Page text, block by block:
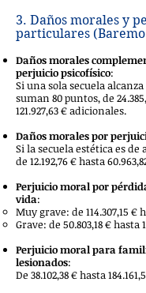
3. Daños morales y
particulares (Baremo
Daños morales
perjuicio psicofísico:
Si una sola secuela
suman 80 puntos, de
121.927,63 € adicionales.
Daños morales por
Si la secuela estética es de
de 12.192,76 € hasta
Perjuicio moral por
vida:
Muy grave: de 114.307,15 €
Grave: de 50.803,18 € hasta
Perjuicio moral para
lesionados:
De 38.102,38 € hasta